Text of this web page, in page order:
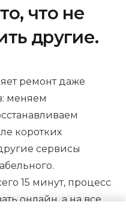
что не
другие.
ремонт даже
меняем
коротких
сервисы
15 минут, процесс
онлайн, а на все